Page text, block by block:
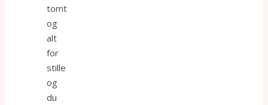
tomt
og
alt
for
stille
og
du